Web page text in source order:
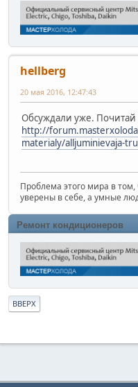
hellberg
20 мая 2016, 12:47:43
Обсуждали уже. Почитай
http://
materialy/alljuminievaja-
Проблема этого мира в
уверены в себе, а умные
Ремонт кондиционеров
ВВЕРХ